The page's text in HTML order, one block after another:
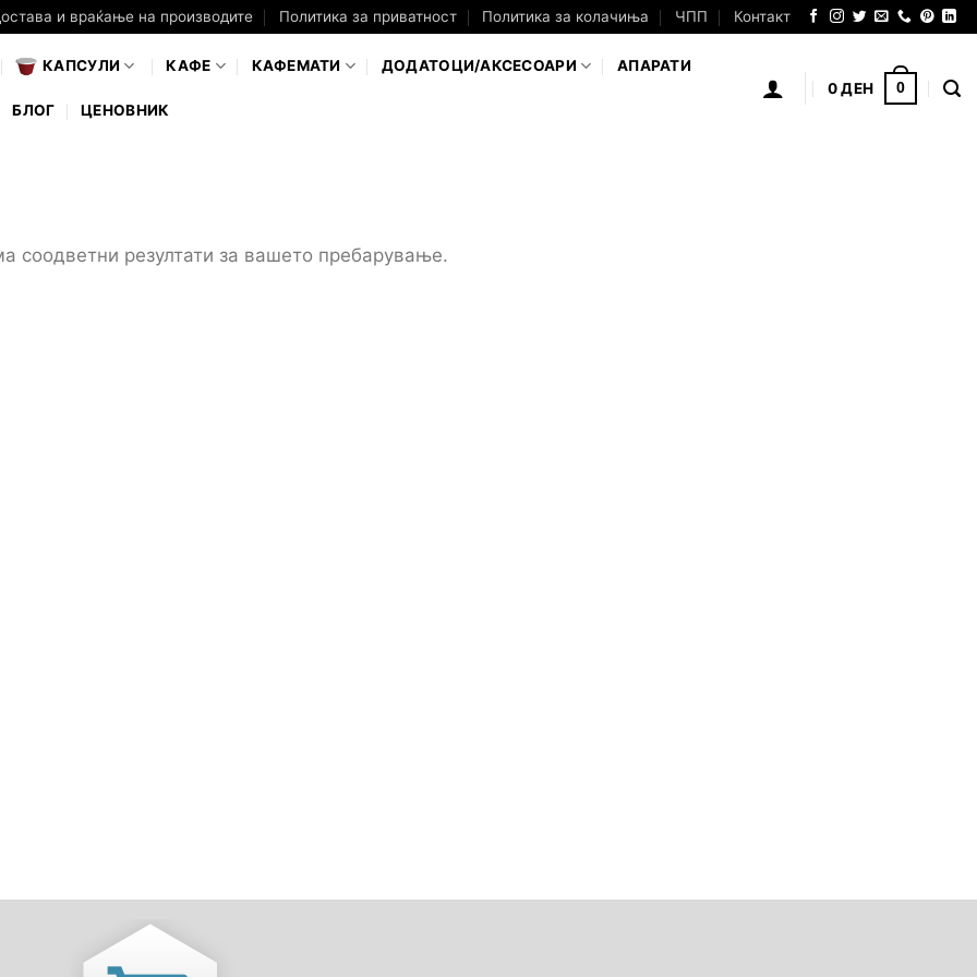
и враќање на производите Политика за приватност Политика за колачиња ЧПП Контакт
КАПСУЛИ КАФЕ КАФЕМАТИ ДОДАТОЦИ/АКСЕСОАРИ АПАРАТИ
БЛОГ ЦЕНОВНИК
0ДЕН 0
соодветни резултати за вашето пребарување.